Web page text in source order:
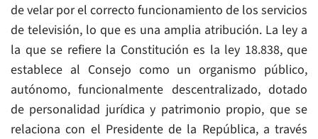
de velar por el correcto funcionamiento de los servicios
de televisión, lo que es una amplia atribución. La ley a
la que se refiere la Constitución es la ley 18.838, que
establece al Consejo como un organismo público,
autónomo, funcionalmente descentralizado, dotado
de personalidad jurídica y patrimonio propio, que se
relaciona con el Presidente de la República, a través